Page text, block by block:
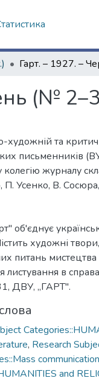
(№
художній та
письменників
журналу
П. Усенко, В.
об'єднує
художні
питань
листування в
ДВУ, „ГАРТ".
, Research
communication
and